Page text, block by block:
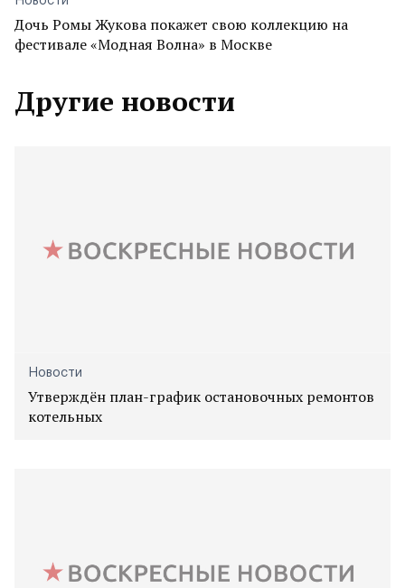
Дочь Ромы Жукова покажет свою коллекцию на
фестивале «Модная Волна» в Москве
Другие новости
Новости
Утверждён план-график остановочных ремонтов
котельных